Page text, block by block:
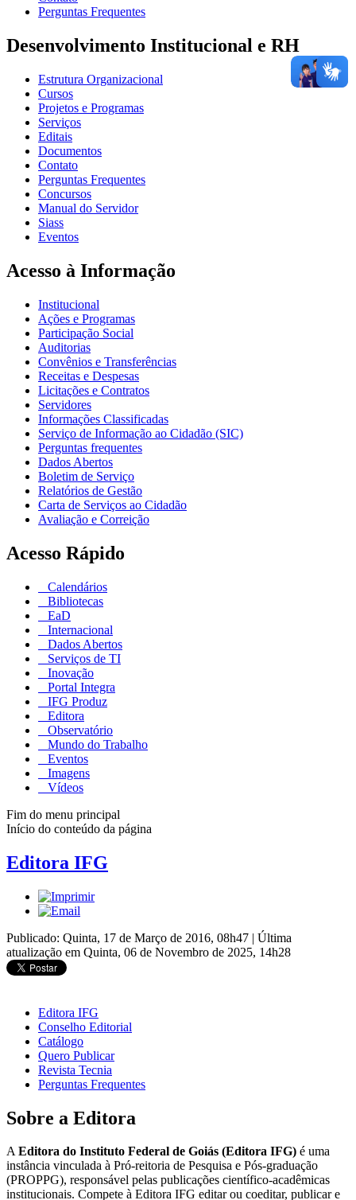
Perguntas Frequentes
Desenvolvimento Institucional e RH
Estrutura Organizacional
Cursos
Projetos e Programas
Serviços
Editais
Documentos
Contato
Perguntas Frequentes
Concursos
Manual do Servidor
Siass
Eventos
Acesso à Informação
Institucional
Ações e Programas
Participação Social
Auditorias
Convênios e Transferências
Receitas e Despesas
Licitações e Contratos
Servidores
Informações Classificadas
Serviço de Informação ao Cidadão (SIC)
Perguntas frequentes
Dados Abertos
Boletim de Serviço
Relatórios de Gestão
Carta de Serviços ao Cidadão
Avaliação e Correição
Acesso Rápido
Calendários
Bibliotecas
EaD
Internacional
Dados Abertos
Serviços de TI
Inovação
Portal Integra
IFG Produz
Editora
Observatório
Mundo do Trabalho
Eventos
Imagens
Vídeos
Fim do menu principal
Início do conteúdo da página
Editora IFG
Publicado: Quinta, 17 de Março de 2016, 08h47 | Última
atualização em Quinta, 06 de Novembro de 2025, 14h28
Editora IFG
Conselho Editorial
Catálogo
Quero Publicar
Revista Tecnia
Perguntas Frequentes
Sobre a Editora
AEditora do Instituto Federal de Goiás (Editora IFG) é uma
instância vinculada à Pró-reitoria de Pesquisa e Pós-graduação
(PROPPG), responsável pelas publicações científico-acadêmicas
institucionais. Compete à Editora IFG editar ou coeditar, publicar e